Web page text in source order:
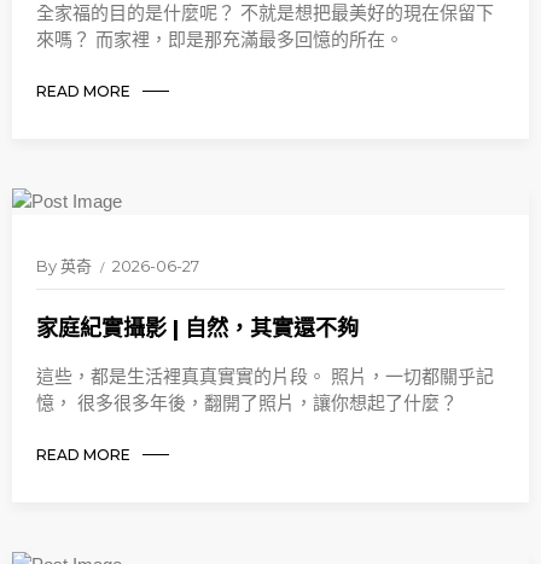
全家福的目的是什麼呢？ 不就是想把最美好的現在保留下
來嗎？ 而家裡，即是那充滿最多回憶的所在。
READ MORE
By英奇 2026-06-27
家庭紀實攝影 | 自然，其實還不夠
這些，都是生活裡真真實實的片段。 照片，一切都關乎記
憶， 很多很多年後，翻開了照片，讓你想起了什麼？
READ MORE